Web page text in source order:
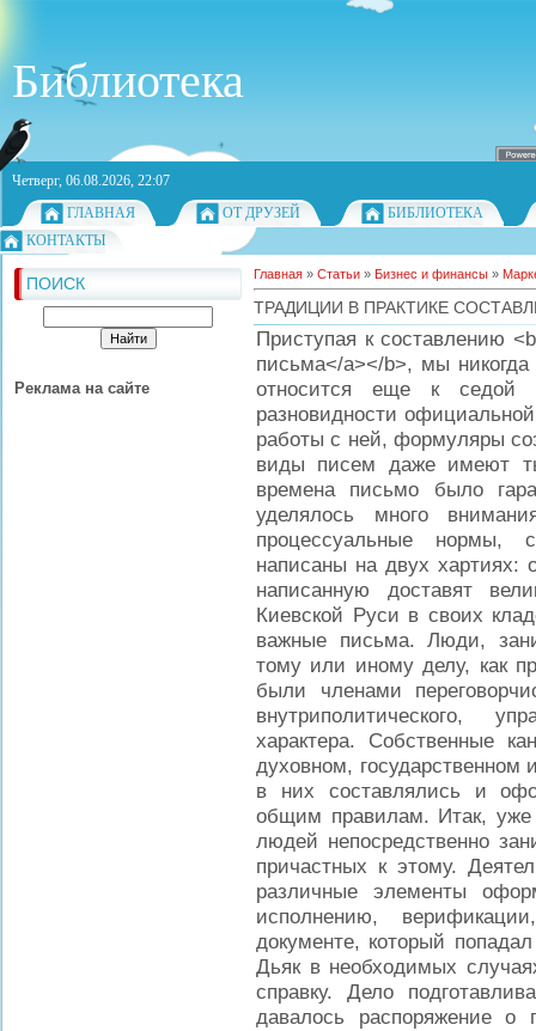
Библиотека
Четверг, 06.08.2026, 22:07
ГЛАВНАЯ
ОТ ДРУЗЕЙ
БИБЛИОТЕКА
КОНТАКТЫ
ПОИСК
Реклама на сайте
Главная » Статьи » Бизнес и финансы »
ТРАДИЦИИ В ПРАКТИКЕ
Приступая к составлению
письма</a></b>, мы
относится еще к седой
разновидности
работы с ней, формуляры
виды писем даже имеют
времена письмо было
уделялось много
процессуальные нормы,
написаны на двух хартиях:
написанную доставят
Киевской Руси в своих
важные письма. Люди,
тому или иному делу, как
были членами
внутриполитического,
характера. Собственные
духовном,
в них составлялись и
общим правилам. Итак,
людей непосредственно
причастных к этому.
различные элементы
исполнению,
документе, который
Дьяк в необходимых
справку. Дело
давалось распоряжение о